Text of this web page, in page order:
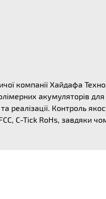
компанії Хайдафа
акумуляторів
реалізації. Контроль
C-Tick RoHs, завдяки